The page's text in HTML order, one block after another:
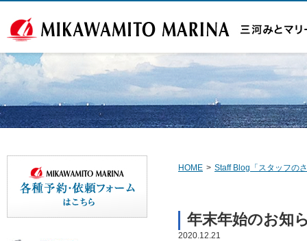
HOME > Staff Blog「スタッフの
年末年始のお知
2020.12.21